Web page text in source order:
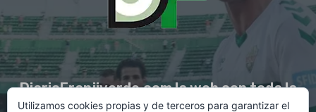
DiarioFranjiverde.com la web con toda la
Utilizamos cookies propias y de terceros para garantizar el